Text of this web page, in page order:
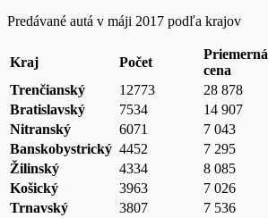
Predávané autá v máji 2017 podľa krajov
Kraj Počet
Priemerná
cena
Trenčianský
12773 28 878
Bratislavský
7534 14 907
Nitranský
6071 7 043
Banskobystrický 4452 7 295
Žilinský
4334 8 085
Košický
3963 7 026
Trnavský
3807 7 536